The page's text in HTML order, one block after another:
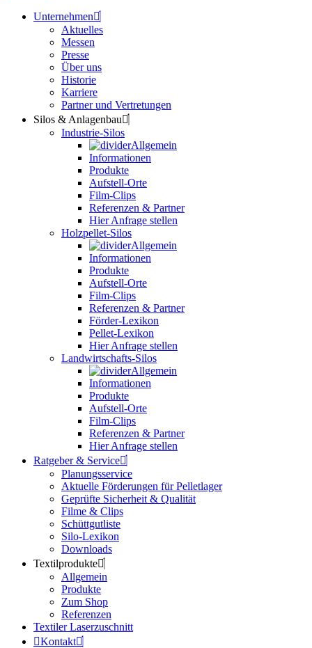
Unternehmen
Aktuelles
Messen
Presse
Über uns
Historie
Karriere
Partner und Vertretungen
Silos & Anlagenbau
Industrie-Silos
Allgemein
Informationen
Produkte
Aufstell-Orte
Film-Clips
Referenzen & Partner
Hier Anfrage stellen
Holzpellet-Silos
Allgemein
Informationen
Produkte
Aufstell-Orte
Film-Clips
Referenzen & Partner
Förder-Lexikon
Pellet-Lexikon
Hier Anfrage stellen
Landwirtschafts-Silos
Allgemein
Informationen
Produkte
Aufstell-Orte
Film-Clips
Referenzen & Partner
Hier Anfrage stellen
Ratgeber & Service
Planungsservice
Aktuelle Förderungen für Pelletlager
Geprüfte Sicherheit & Qualität
Filme & Clips
Schüttgutliste
Silo-Lexikon
Downloads
Textilprodukte
Allgemein
Produkte
Zum Shop
Referenzen
Textiler Laserzuschnitt
Kontakt